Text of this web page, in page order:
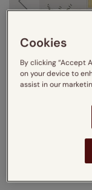
Cookies
By clicking “Accept
on your device to
assist in our